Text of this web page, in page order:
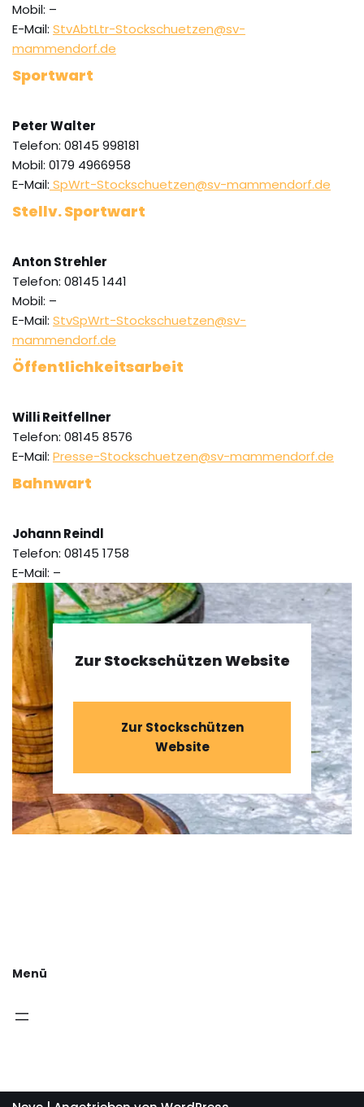
Mobil: –
E-Mail: StvAbtLtr-Stockschuetzen@sv-
mammendorf.de
Sportwart
Peter Walter
Telefon: 08145 998181
Mobil: 0179 4966958
E-Mail: SpWrt-Stockschuetzen@sv-mammendorf.de
Stellv. Sportwart
Anton Strehler
Telefon: 08145 1441
Mobil: –
E-Mail: StvSpWrt-Stockschuetzen@sv-
mammendorf.de
Öffentlichkeitsarbeit
Willi Reitfellner
Telefon: 08145 8576
E-Mail: Presse-Stockschuetzen@sv-mammendorf.de
Bahnwart
Johann Reindl
Telefon: 08145 1758
E-Mail: –
Zur Stockschützen Website
Zur Stockschützen
Website
Menü